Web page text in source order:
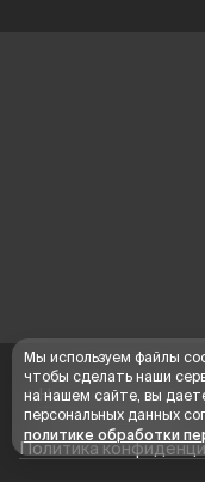
На основной сайт
Политика
Мы используем файлы
чтобы сделать наши
на нашем сайте, вы
персональных данных
политике обработки